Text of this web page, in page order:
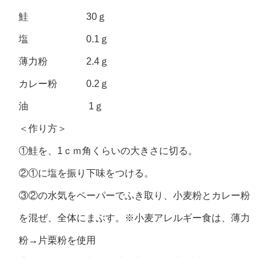
鮭 30ｇ
塩 0.1ｇ
薄力粉 2.4ｇ
カレー粉 0.2ｇ
油 1ｇ
＜作り方＞
①鮭を、1ｃｍ角くらいの大きさに切る。
②①に塩を振り下味をつける。
③②の水気をペーパーでふき取り、小麦粉とカレー粉
を混ぜ、全体にまぶす。※小麦アレルギー食は、薄力
粉→片栗粉を使用